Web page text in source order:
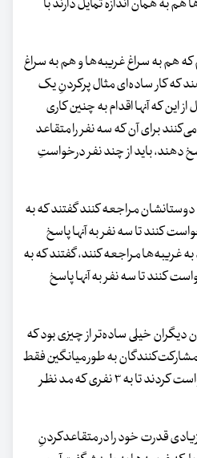
به‌ همان‌ اندازه تمایل دارند با
هم به سراغ غریبه‌ها و هم به سراغ
که کار ساده‌ای مثال پرکردنِ یک
این که آنها اقدام به چنین کاری
برای آن که سه ‌نفر را متقاعد
دهند، باید از چند نفر درخواستِ
دوستانشان مراجعه کنند گفتند که به‌
از ۳.۹ نفر درخواست کنند تا سه ‌نفر به آنها پاسخ
به غریبه‌ها مراجعه کنند، گفتند که به‌
از ۹.۴‌ نفر درخواست کنند تا سه ‌نفر به آنها پاسخ
خیلی ساده‌تر از چیزی بود که
مشارکت‌کنندگان به‌ طور میانگین فقط
از ۳.۸ غریبه یا ۳.۱ دوست درخواست کردند تا به ۳‌ نفری که مد نظر
قدرت خود را در متقاعدکردنِ